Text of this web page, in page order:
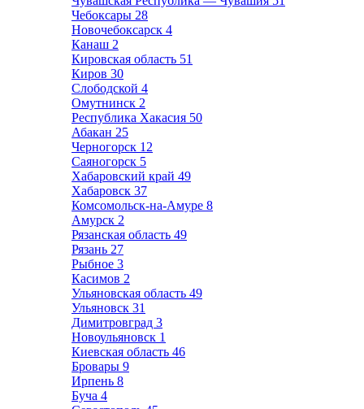
Чебоксары 28
Новочебоксарск 4
Канаш 2
Кировская область 51
Киров 30
Слободской 4
Омутнинск 2
Республика Хакасия 50
Абакан 25
Черногорск 12
Саяногорск 5
Хабаровский край 49
Хабаровск 37
Комсомольск-на-Амуре 8
Амурск 2
Рязанская область 49
Рязань 27
Рыбное 3
Касимов 2
Ульяновская область 49
Ульяновск 31
Димитровград 3
Новоульяновск 1
Киевская область 46
Бровары 9
Ирпень 8
Буча 4